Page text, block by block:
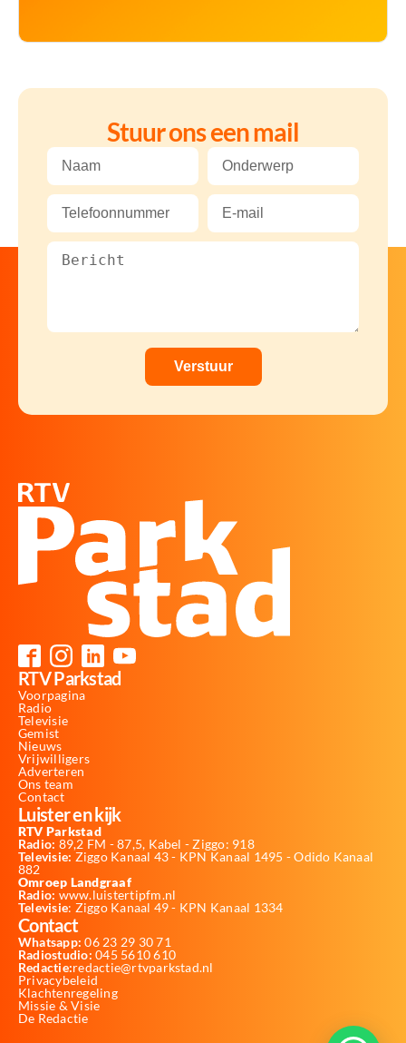
Stuur ons een mail
RTV Parkstad
Voorpagina
Radio
Televisie
Gemist
Nieuws
Vrijwilligers
Adverteren
Ons team
Contact
Luister en kijk
RTV Parkstad
Radio: 89,2 FM - 87,5, Kabel - Ziggo: 918
Televisie: Ziggo Kanaal 43 - KPN Kanaal 1495 - Odido Kanaal
882
Omroep Landgraaf
Radio: www.luistertipfm.nl
Televisie: Ziggo Kanaal 49 - KPN Kanaal 1334
Contact
Whatsapp: 06 23 29 30 71
Radiostudio: 045 5610 610
Redactie:redactie@rtvparkstad.nl
Privacybeleid
Klachtenregeling
Missie & Visie
De Redactie